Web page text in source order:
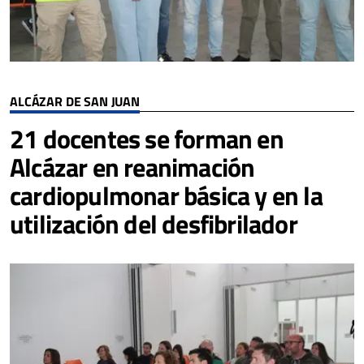
ALCÁZAR DE SAN JUAN
21 docentes se forman en
Alcázar en reanimación
cardiopulmonar básica y en la
utilización del desfibrilador